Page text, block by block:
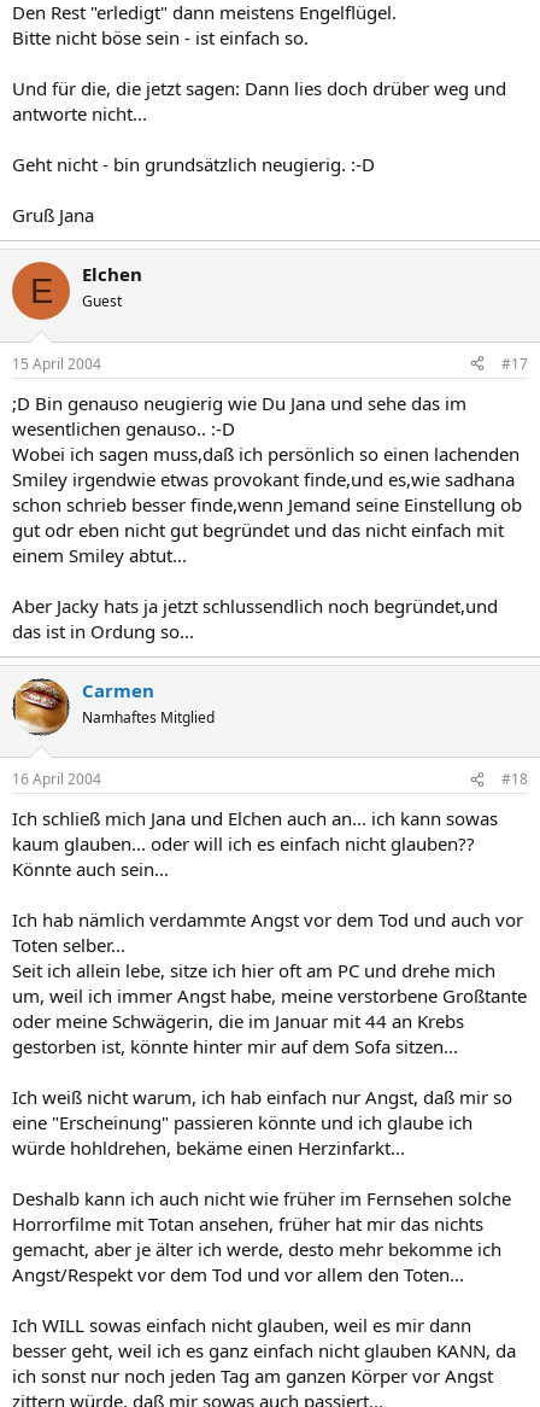
Den Rest "erledigt" dann meistens Engelflügel.
Bitte nicht böse sein - ist einfach so.
Und für die, die jetzt sagen: Dann lies doch drüber weg und
antworte nicht...
Geht nicht - bin grundsätzlich neugierig. :-D
Gruß Jana
E Elchen
Guest
15 April 2004 #17
;D Bin genauso neugierig wie Du Jana und sehe das im
wesentlichen genauso.. :-D
Wobei ich sagen muss,daß ich persönlich so einen lachenden
Smiley irgendwie etwas provokant finde,und es,wie sadhana
schon schrieb besser finde,wenn Jemand seine Einstellung ob
gut odr eben nicht gut begründet und das nicht einfach mit
einem Smiley abtut...
Aber Jacky hats ja jetzt schlussendlich noch begründet,und
das ist in Ordung so...
Carmen
Namhaftes Mitglied
16 April 2004 #18
Ich schließ mich Jana und Elchen auch an... ich kann sowas
kaum glauben... oder will ich es einfach nicht glauben??
Könnte auch sein...
Ich hab nämlich verdammte Angst vor dem Tod und auch vor
Toten selber...
Seit ich allein lebe, sitze ich hier oft am PC und drehe mich
um, weil ich immer Angst habe, meine verstorbene Großtante
oder meine Schwägerin, die im Januar mit 44 an Krebs
gestorben ist, könnte hinter mir auf dem Sofa sitzen...
Ich weiß nicht warum, ich hab einfach nur Angst, daß mir so
eine "Erscheinung" passieren könnte und ich glaube ich
würde hohldrehen, bekäme einen Herzinfarkt...
Deshalb kann ich auch nicht wie früher im Fernsehen solche
Horrorfilme mit Totan ansehen, früher hat mir das nichts
gemacht, aber je älter ich werde, desto mehr bekomme ich
Angst/Respekt vor dem Tod und vor allem den Toten...
Ich WILL sowas einfach nicht glauben, weil es mir dann
besser geht, weil ich es ganz einfach nicht glauben KANN, da
ich sonst nur noch jeden Tag am ganzen Körper vor Angst
zittern würde, daß mir sowas auch passiert...